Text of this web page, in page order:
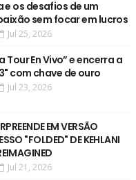
os desafios de um
sem focar em lucros
Jul 25, 2026
Tour En Vivo” e encerra a
com chave de ouro
Jul 23, 2026
EM VERSÃO
"FOLDED" DE KEHLANI
Jul 21, 2026